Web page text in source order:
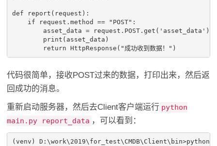
def report ( request ):
if
request . method == "POST" :
asset_data = request . POST. get ( 'asset_data' )
print ( asset_data )
return HttpResponse ( "成功收到数据！" )
代码很简单，接收POST过来的数据，打印出来，然后返
回成功的消息。
重新启动服务器，然后去Client客户端运行 python
main.py report_data ，可以看到：
(venv) D:\work\2019\for_test\CMDB\Client\bin>python